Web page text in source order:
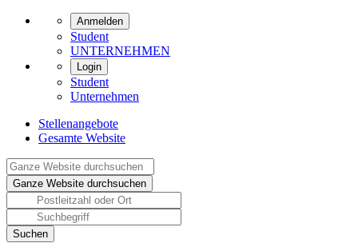
Anmelden
Student
UNTERNEHMEN
Login
Student
Unternehmen
Stellenangebote
Gesamte Website